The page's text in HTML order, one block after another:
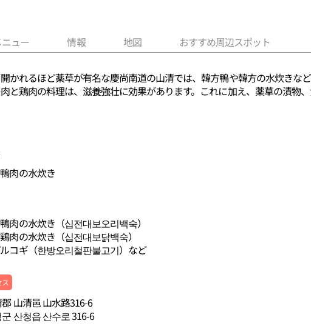
ニュー 情報 地図 おすすめ周辺スポット
開かれるほど薬草が有名な慶尚南道の山清では、韓方鴨や韓方の水炊き
と鶏肉の料理は、滋養強壮に効果があります。これに加え、薬草の漬物
肉の水炊き
肉の水炊き（십전대보오리백숙）
肉の水炊き（십전대보닭백숙）
コギ（한방오리철판불고기）など
ス
山清邑 山水路316-6
산청읍 산수로 316-6